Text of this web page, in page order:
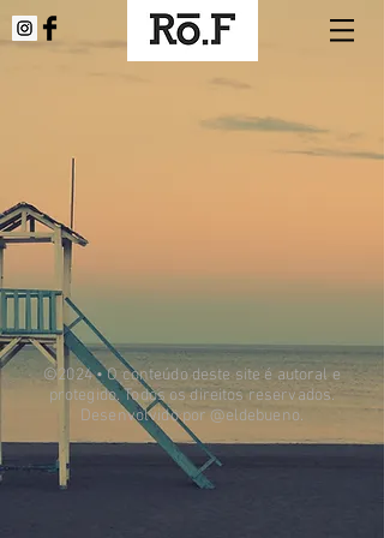
©2024 • O conteúdo deste site é autoral e
protegido. Todos os direitos reservados.
Desenvolvido por @eldebueno.